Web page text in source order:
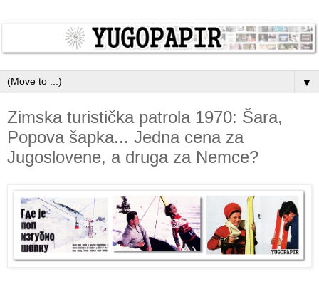
▼
Zimska turistička patrola 1970: Šara,
Popova šapka... Jedna cena za
Jugoslovene, a druga za Nemce?